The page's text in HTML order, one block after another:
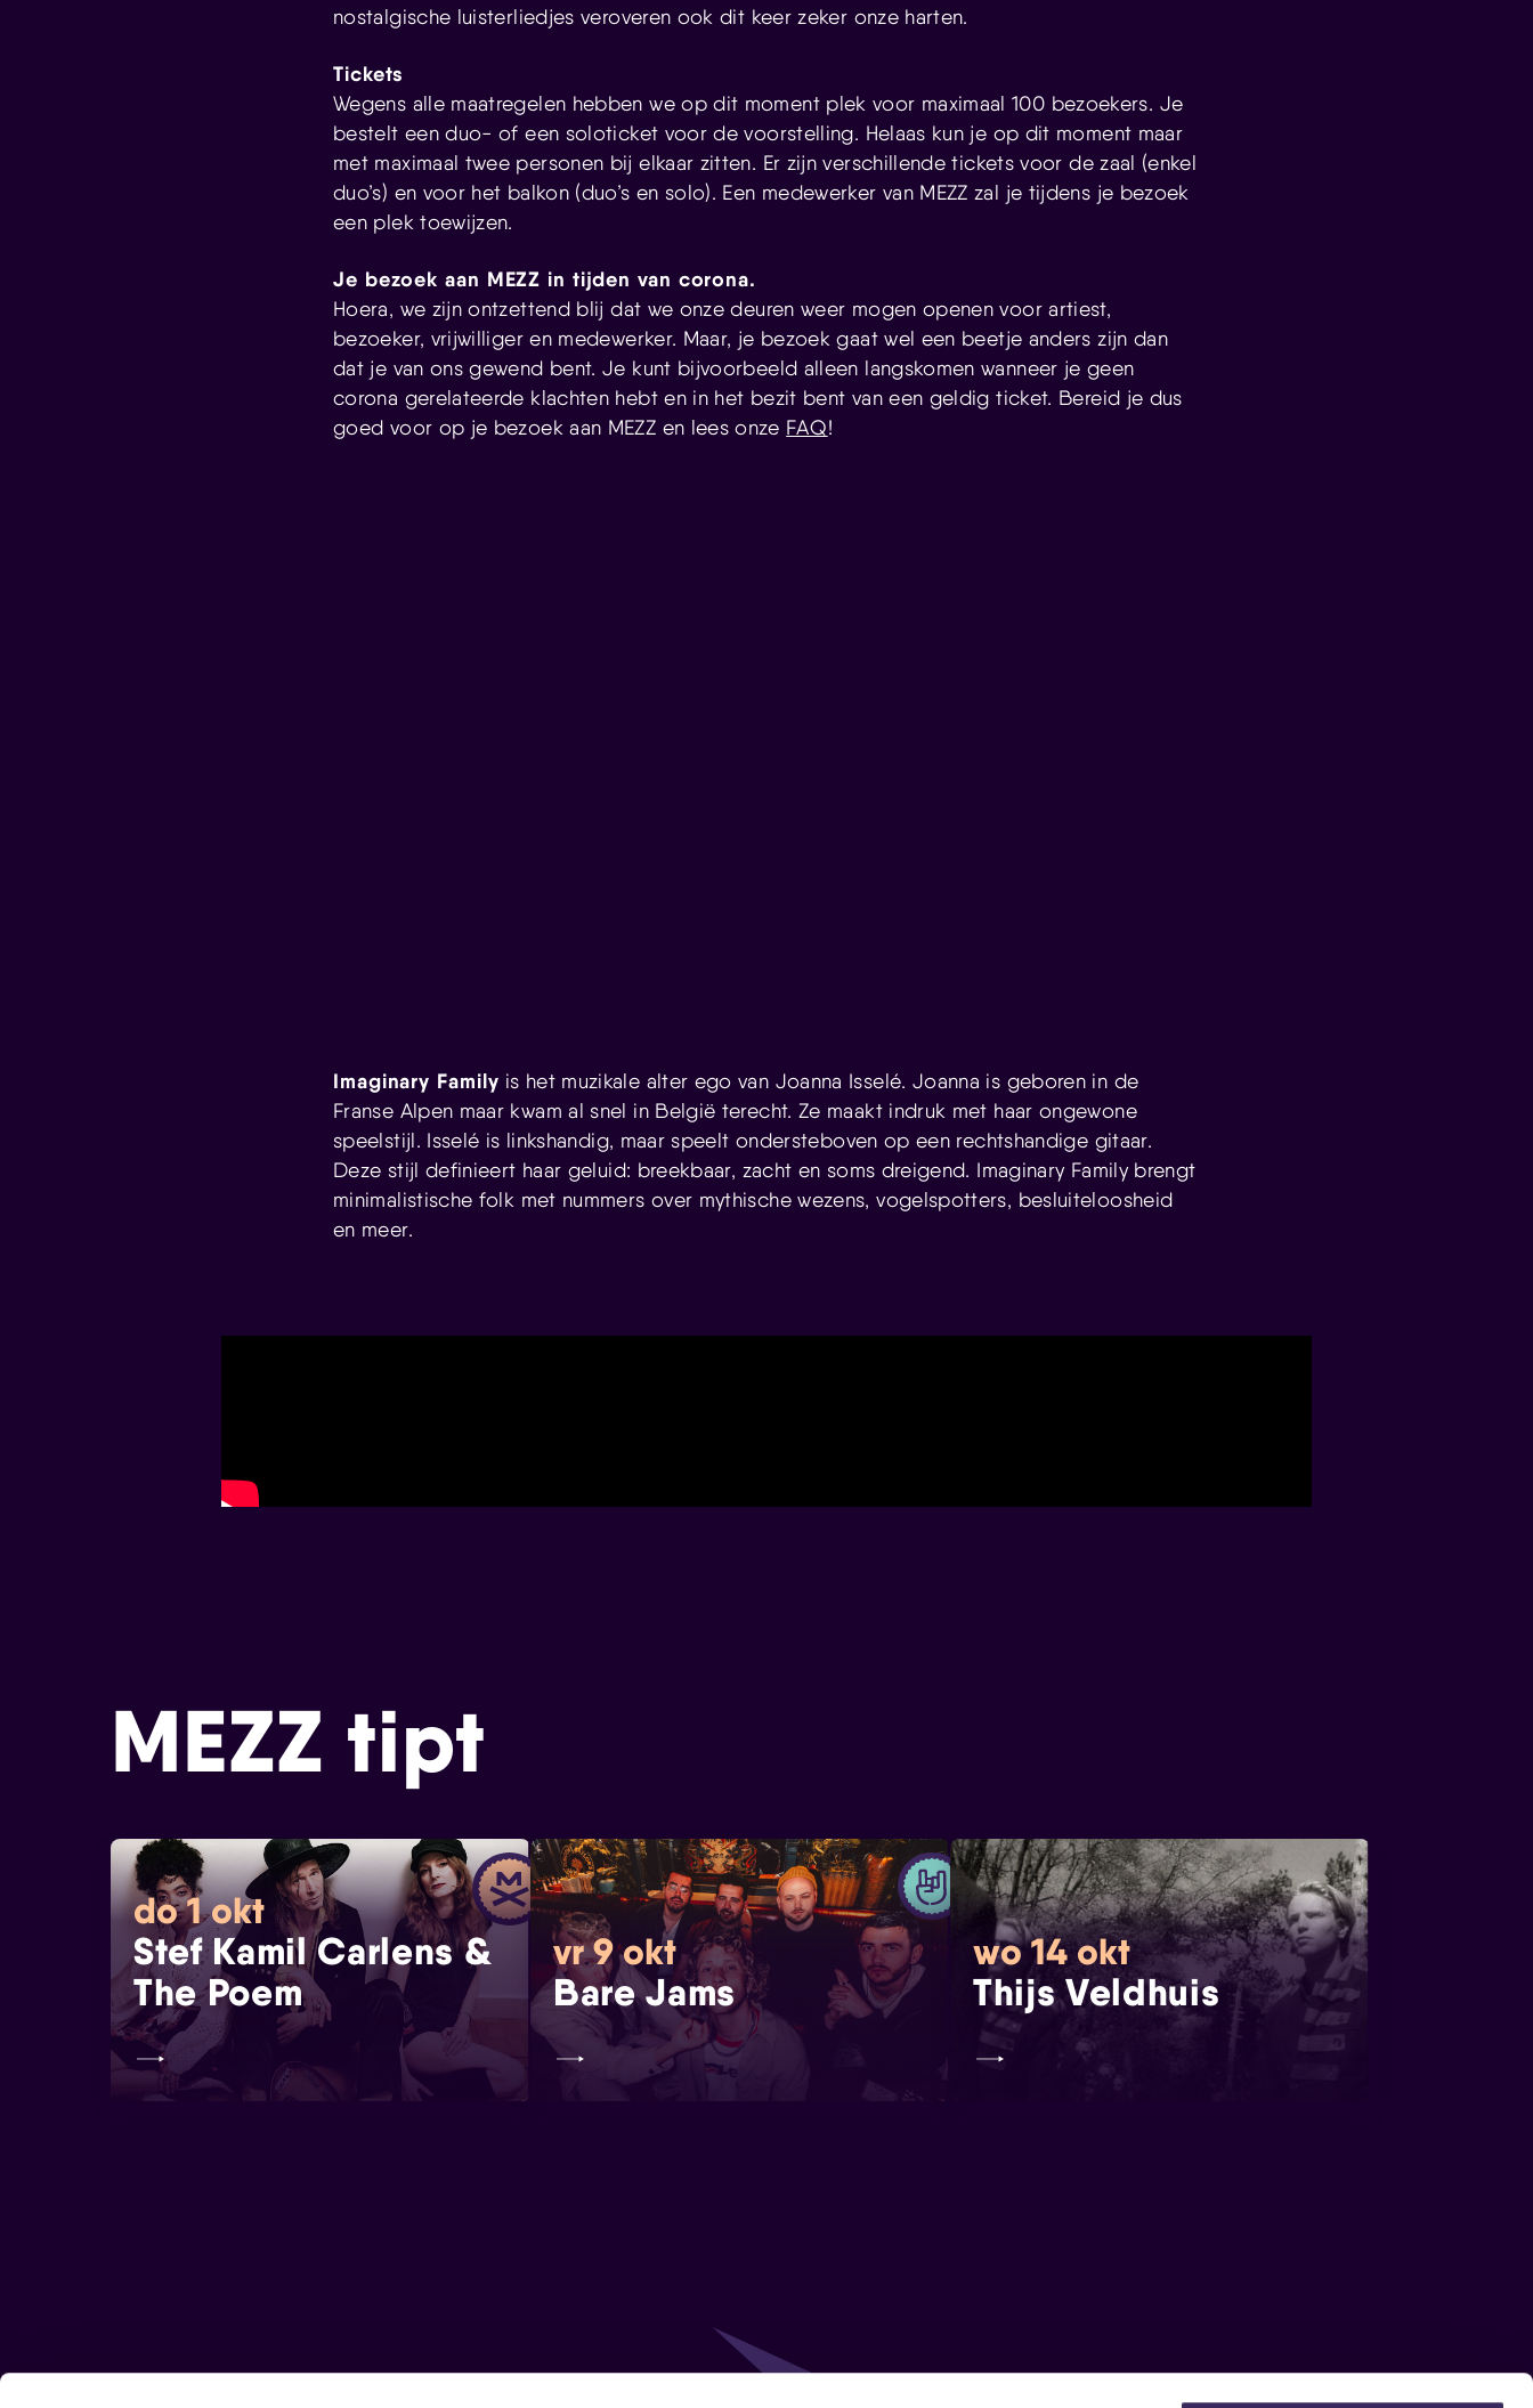
nostalgische luisterliedjes veroveren ook dit keer zeker onze harten.
Tickets
Wegens alle maatregelen hebben we op dit moment plek voor maximaal 100 bezoekers. Je
bestelt een duo- of een soloticket voor de voorstelling. Helaas kun je op dit moment maar
met maximaal twee personen bij elkaar zitten. Er zijn verschillende tickets voor de zaal (enkel
duo’s) en voor het balkon (duo’s en solo). Een medewerker van MEZZ zal je tijdens je bezoek
een plek toewijzen.
Je bezoek aan MEZZ in tijden van corona.
Hoera, we zijn ontzettend blij dat we onze deuren weer mogen openen voor artiest,
bezoeker, vrijwilliger en medewerker. Maar, je bezoek gaat wel een beetje anders zijn dan
dat je van ons gewend bent. Je kunt bijvoorbeeld alleen langskomen wanneer je geen
corona gerelateerde klachten hebt en in het bezit bent van een geldig ticket. Bereid je dus
goed voor op je bezoek aan MEZZ en lees onze FAQ!
Imaginary Family is het muzikale alter ego van Joanna Isselé. Joanna is geboren in de
Franse Alpen maar kwam al snel in België terecht. Ze maakt indruk met haar ongewone
speelstijl. Isselé is linkshandig, maar speelt ondersteboven op een rechtshandige gitaar.
Deze stijl definieert haar geluid: breekbaar, zacht en soms dreigend. Imaginary Family brengt
minimalistische folk met nummers over mythische wezens, vogelspotters, besluiteloosheid
en meer.
MEZZ tipt
do 1 okt
Stef Kamil Carlens &
The Poem
vr 9 okt
Bare Jams
wo 14 okt
Thijs Veldhuis